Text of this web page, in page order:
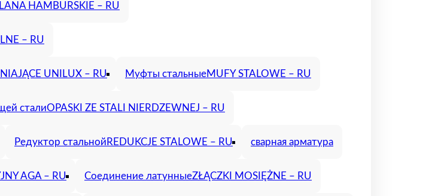
HAMBURSKIE – RU
– RU
UNILUX – RU Муфты стальныеMUFY STALOWE – RU
сталиOPASKI ZE STALI NIERDZEWNEJ – RU
Редуктор стальной REDUKCJE STALOWE – RU сварная арматура
AGA – RU Соединение латунныеZŁĄCZKI MOSIĘŻNE – RU